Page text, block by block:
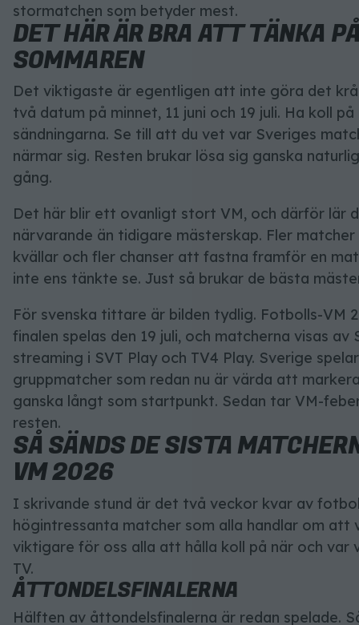
stormatchen som betyder mest.
DET HÄR ÄR BRA ATT TÄNKA
SOMMAREN
Det viktigaste är egentligen att inte göra det
två datum på minnet, 11 juni och 19 juli. Ha koll
sändningarna. Se till att du vet var Sveriges
närmar sig. Resten brukar lösa sig ganska
gång.
Det här blir ett ovanligt stort VM, och därför lär
närvarande än tidigare mästerskap. Fler
kvällar och fler chanser att fastna framför en
inte ens tänkte se. Just så brukar de bästa
För svenska tittare är bilden tydlig. Fotbolls-VM
finalen spelas den 19 juli, och matcherna visas av
streaming i SVT Play och TV4 Play. Sverige
gruppmatcher som redan nu är värda att
ganska långt som startpunkt. Sedan tar VM-
resten.
SÅ SÄNDS DE SISTA
VM 2026
I skrivande stund är det två veckor kvar av
högintressanta matcher som alla handlar om att
viktigare för oss alla att hålla koll på när och var
TV.
ÅTTONDELSFINALERNA
Hälften av åttondelsfinalerna är redan spelade.